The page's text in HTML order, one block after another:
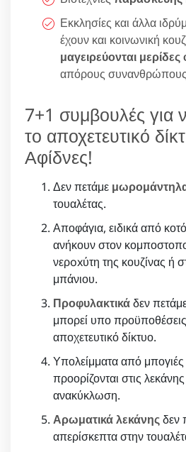
Εκκλησίες και άλλα
έχουν και κοινωνική
μαγειρεύονται
απόρους
7+1 συμβουλές για
το αποχετευτικό
Αφίδνες!
Δεν πετάμε
τουαλέτας.
Αποφάγια, ειδικά από
ανήκουν στον
νερoxύτη της κουζίνας ή
μπάνιου.
Προφυλακτικάδεν
μπορεί υπο
αποχετευτικό δίκτυο.
Υπολείμματα από
προορίζονται στις
ανακύκλωση.
Αρωματικά λεκάνηςδεν
απερίσκεπτα στην